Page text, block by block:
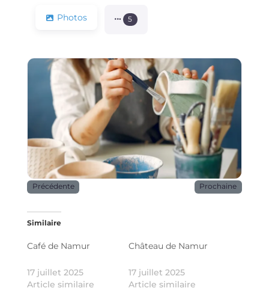
Photos 5
Précédente Prochaine
Similaire
Café de Namur
17 juillet 2025
Article similaire
Château de Namur
17 juillet 2025
Article similaire